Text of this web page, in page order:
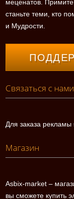
меценатов. Примите
станьте теми, кто
и Мудрости.
Связаться с нами
Для заказа
Магазин
Asbix-market –
вы сможете купить